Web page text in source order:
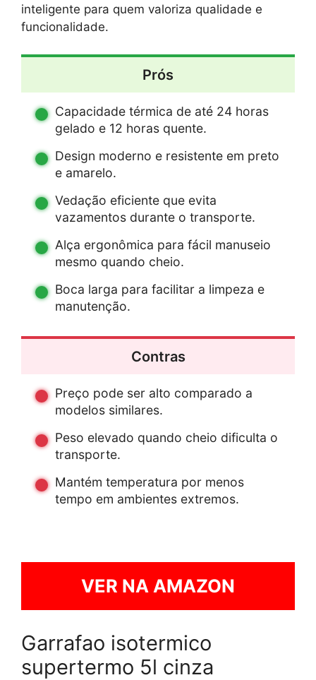
inteligente para quem valoriza qualidade e
funcionalidade.
Prós
Capacidade térmica de até 24 horas
gelado e 12 horas quente.
Design moderno e resistente em preto
e amarelo.
Vedação eficiente que evita
vazamentos durante o transporte.
Alça ergonômica para fácil manuseio
mesmo quando cheio.
Boca larga para facilitar a limpeza e
manutenção.
Contras
Preço pode ser alto comparado a
modelos similares.
Peso elevado quando cheio dificulta o
transporte.
Mantém temperatura por menos
tempo em ambientes extremos.
VER NA AMAZON
Garrafao isotermico
supertermo 5l cinza